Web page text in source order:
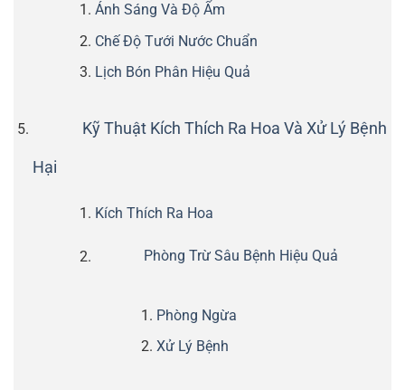
Ánh Sáng Và Độ Ẩm
Chế Độ Tưới Nước Chuẩn
Lịch Bón Phân Hiệu Quả
Kỹ Thuật Kích Thích Ra Hoa Và Xử Lý Bệnh
Hại
Kích Thích Ra Hoa
Phòng Trừ Sâu Bệnh Hiệu Quả
Phòng Ngừa
Xử Lý Bệnh